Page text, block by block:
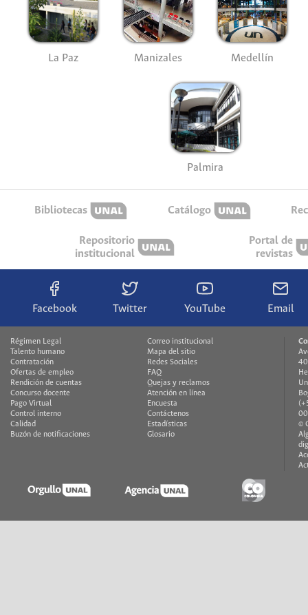
La Paz Manizales Medellín
Palmira
Bibliotecas Catálogo
Repositorio
institucional
Portal de
revistas
Facebook Twitter YouTube Email
Régimen Legal
Talento humano
Contratación
Ofertas de empleo
Rendición de cuentas
Concurso docente
Pago Virtual
Control interno
Calidad
Buzón de notificaciones
Correo institucional
Mapa del sitio
Redes Sociales
FAQ
Quejas y reclamos
Atención en línea
Encuesta
Contáctenos
Estadísticas
Glosario
©